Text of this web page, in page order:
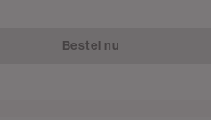
Bestel nu